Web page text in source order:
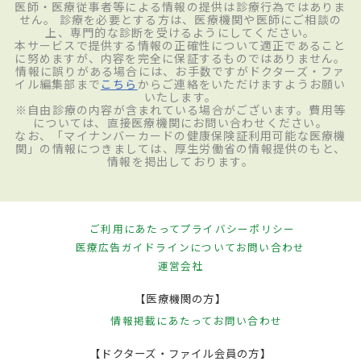
医師・医療従事者等による情報の提供は診療行為ではありま
せん。 診療を必要とする方は、医療機関や医師にご相談の
上、専門的な診断を受けるようにしてください。
本サービスで提供する情報の正確性について適正であること
に努めますが、内容を完全に保証するものではありません。
情報に誤りがある場合には、お手数ですがドクターズ・ファ
イル編集部まで こちら からご連絡をいただけますようお願い
いたします。
※自由診療の内容が含まれている場合がございます。費用等
については、直接医療機関にお問い合わせください。
なお、「マイナンバーカードの健康保険証利用可能な医療機
関」の情報につきましては、厚生労働省の情報提供のもと、
情報を掲出しております。
ご利用にあたってプライバシーポリシー
医療広告ガイドラインについてお問い合わせ
運営会社
【医療機関の方】
情報掲載にあたって お問い合わせ
【ドクターズ・ファイル会員の方】